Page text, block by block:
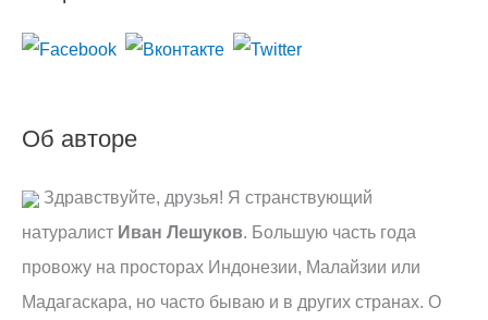
к
Об авторе
Здравствуйте, друзья! Я странствующий
натуралист Иван Лешуков. Большую часть года
провожу на просторах Индонезии, Малайзии или
Мадагаскара, но часто бываю и в других странах. О